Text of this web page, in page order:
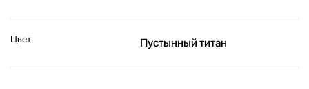
Цвет Пустынный титан